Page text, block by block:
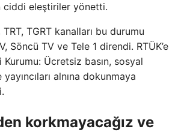
ciddi eleştiriler yönetti.
TGRT kanalları bu durumu
Söncü TV ve Tele 1 direndi. RTÜK’e
Ücretsiz basın, sosyal
alnına dokunmaya
korkmayacağız ve